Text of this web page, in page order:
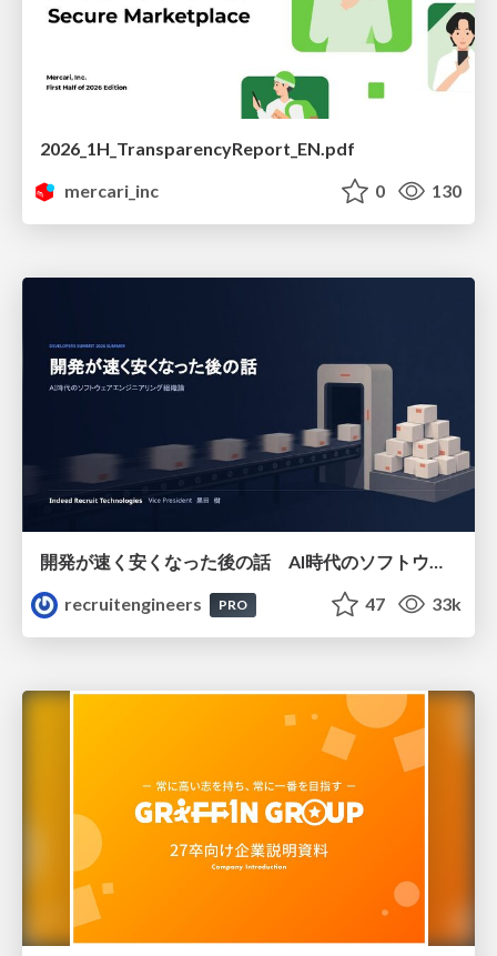
2026_1H_TransparencyReport_EN.pdf
mercari_inc
0 130
開発が速く安くなった後の話 AI時代のソフトウェアエンジニアリング組織論 #devsumi
recruitengineers
PRO 47 33k